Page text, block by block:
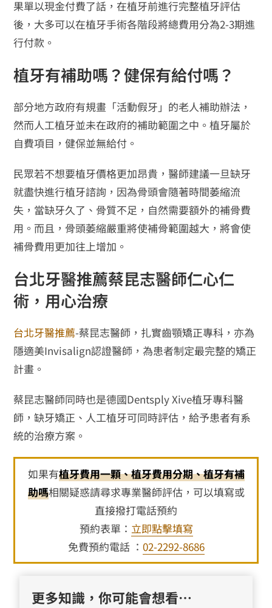
果單以現金付費了話，在植牙前進行完整植牙評估
後，大多可以在植牙手術各階段將總費用分為2-3期進
行付款。
植牙有補助嗎？健保有給付嗎？
部分地方政府有規畫「活動假牙」的老人補助辦法，
然而人工植牙並未在政府的補助範圍之中。植牙屬於
自費項目，健保並無給付。
民眾若不想要植牙價格更加昂貴，醫師建議一旦缺牙
就盡快進行植牙諮詢，因為骨頭會隨著時間萎縮流
失，當缺牙久了、骨質不足，自然需要額外的補骨費
用。而且，骨頭萎縮嚴重將使補骨範圍越大，將會使
補骨費用更加往上增加。
台北牙醫推薦蔡昆志醫師仁心仁
術，用心治療
台北牙醫推薦-蔡昆志醫師，扎實齒顎矯正專科，亦為
隱適美Invisalign認證醫師，為患者制定最完整的矯正
計畫。
蔡昆志醫師同時也是德國Dentsply Xive植牙專科醫
師，缺牙矯正、人工植牙可同時評估，給予患者有系
統的治療方案。
如果有植牙費用一顆、植牙費用分期、植牙有補
助嗎相關疑惑請尋求專業醫師評估，可以填寫或
直接撥打電話預約
預約表單： 立即點擊填寫
免費預約電話 ： 02-2292-8686
更多知識，你可能會想看…